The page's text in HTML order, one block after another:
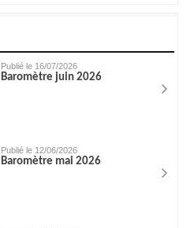
Publié le 16/07/2026
Baromètre juin 2026
Publié le 12/06/2026
Baromètre mai 2026